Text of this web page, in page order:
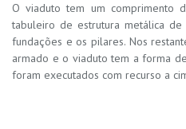
O viaduto tem um comprimento
tabuleiro de estrutura metálica
fundações e os pilares. Nos
armado e o viaduto tem a forma
foram executados com recurso a